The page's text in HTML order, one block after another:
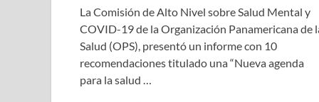
La Comisión de Alto Nivel sobre Salud Mental y
COVID-19 de la Organización Panamericana de
Salud (OPS), presentó un informe con 10
recomendaciones titulado una “Nueva agenda
para la salud …